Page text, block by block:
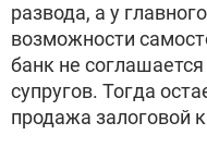
развода, а у
возможности
банк не
супругов. Тогда
продажа залоговой